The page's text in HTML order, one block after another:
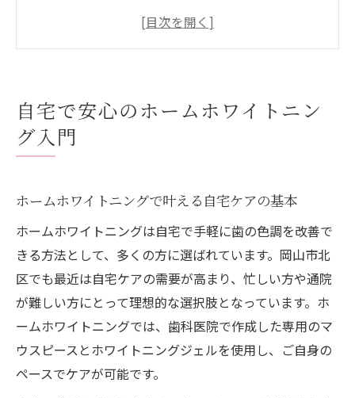
岡山市北区で始める安全なホームホワイト
ホームホワイトニングで理想の白さを手に
入れる
岡山市北区で選ぶホームホワイトニング濃
ホームホワイトニングの濃度別メリット比
較
最適な濃度で始めるホームホワイトニング
濃度によるケア方法の違いとポイント
ホームホワイトニングで効果的な濃度の選
び方
自宅で安心のホームホワイトニン
グ入門
ホームホワイトニングで叶える自宅ケアの基本
ホームホワイトニングは自宅で手軽に歯の色調を改善で
きる方法として、多くの方に選ばれています。岡山市北
区でも最近は自宅ケアの需要が高まり、忙しい方や通院
が難しい方にとって理想的な選択肢となっています。ホ
ームホワイトニングでは、歯科医院で作成した専用のマ
ウスピースとホワイトニングジェルを使用し、ご自身の
ペースでケアが可能です。